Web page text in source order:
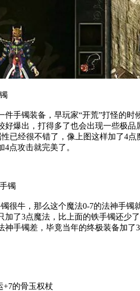
件手镯装备，早玩家“开荒”打怪的时
好爆出，打得多了也会出现一些极品
已经很不错了，像上图这样加了4点
点攻击就完美了。
镯
很牛，那么这个魔法0-7的法神手镯
加了3点魔法，比上面的铁手镯还少
神手镯差，毕竟当年的终极装备加了
+7的骨玉权杖